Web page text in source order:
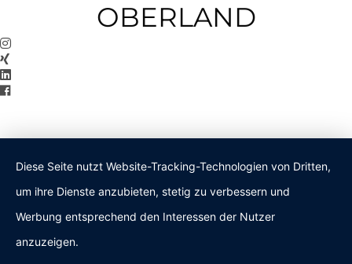
OBERLAND
Diese Seite nutzt Website-Tracking-Technologien von Dritten,
um ihre Dienste anzubieten, stetig zu verbessern und
Werbung entsprechend den Interessen der Nutzer
anzuzeigen.